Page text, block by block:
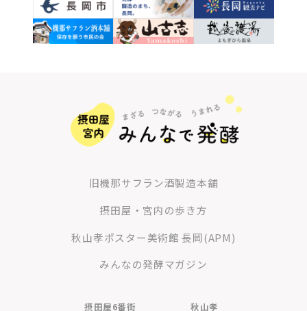
旧機那サフラン酒製造本舗
摂田屋・宮内の歩き方
秋山孝ポスター美術館 長岡(APM)
みんなの発酵マガジン
摂田屋6番街 秋山孝